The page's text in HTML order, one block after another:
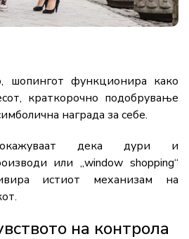
шопингот функционира како
краткорочно подобрување
награда за себе.
дека дури и
или „windowshopping“
истиот механизам на
на контрола